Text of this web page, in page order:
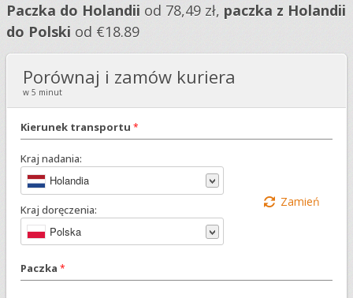
Paczka do Holandii od 78,49 zł, paczka z Holandii
do Polski od €18.89
Porównaj i zamów kuriera
w 5 minut
Kierunek transportu*
Kraj nadania:
Holandia
Zamień
Kraj doręczenia:
Polska
Paczka*